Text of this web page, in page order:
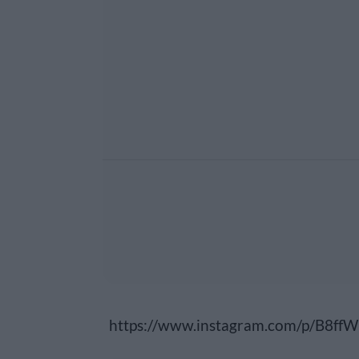
https://www.instagram.com/p/